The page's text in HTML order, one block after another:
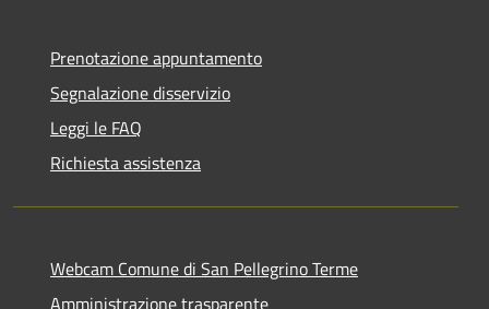
Prenotazione appuntamento
Segnalazione disservizio
Leggi le FAQ
Richiesta assistenza
Webcam Comune di San Pellegrino Terme
Amministrazione trasparente